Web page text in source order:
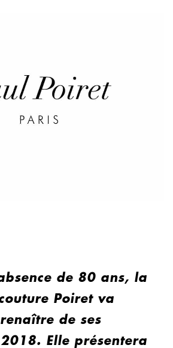
de 80 ans, la
Poiret va
de ses
Elle présentera